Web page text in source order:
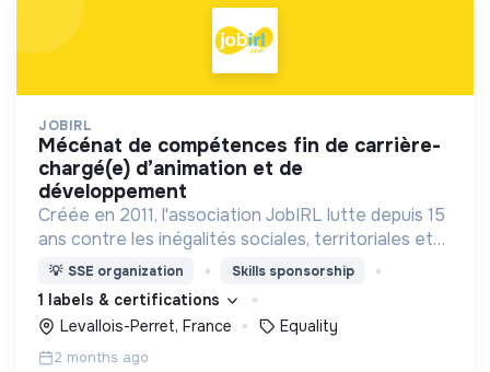
JOBIRL
mécénat de compétences fin de carrière-
chargé(e) d’animation et de
développement
Créée en 2011, l'association JobIRL lutte depuis 15
ans contre les inégalités sociales, territoriales et
de genre dans l’orientation et l’insertion
professionnelle.
💡 SSE organization Skills sponsorship
1 labels & certifications
Levallois-Perret, France
Equality
2 months ago